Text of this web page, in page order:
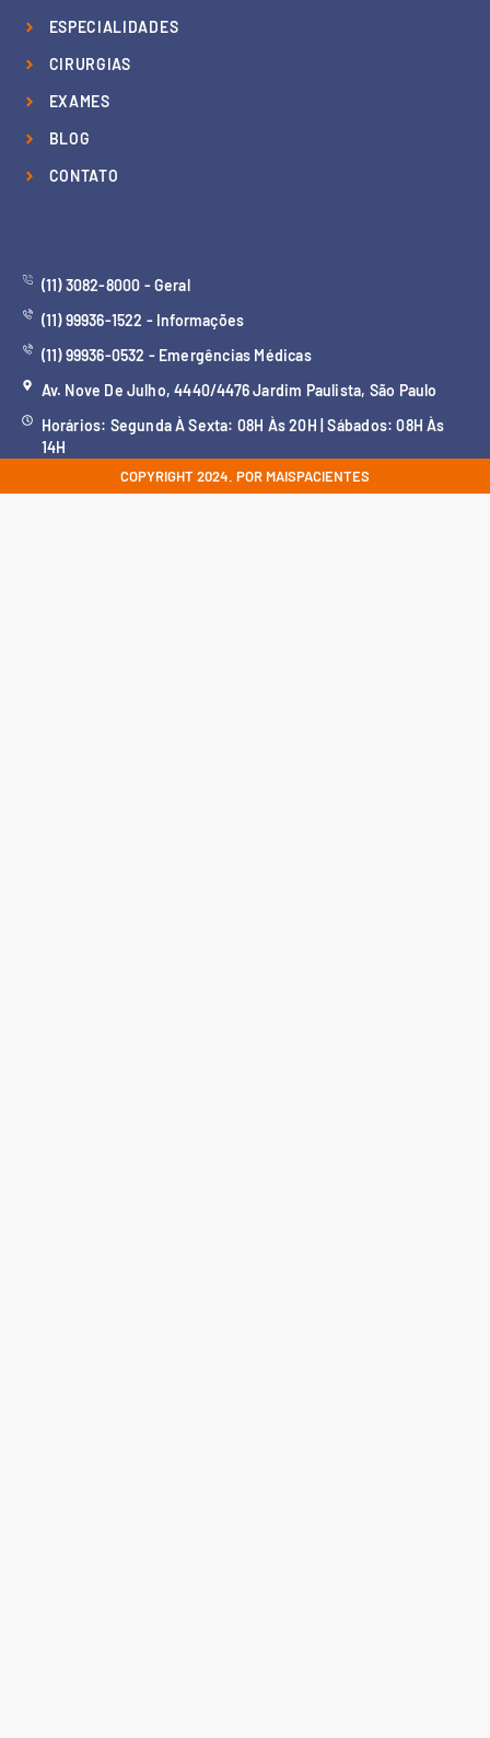
ESPECIALIDADES
CIRURGIAS
EXAMES
BLOG
CONTATO
(11) 3082-8000 - Geral
(11) 99936-1522 - Informações
(11) 99936-0532 - Emergências Médicas
Av. Nove De Julho, 4440/4476 Jardim Paulista, São Paulo
Horários: Segunda À Sexta: 08H Às 20H | Sábados: 08H Às
14H
COPYRIGHT 2024. POR MAISPACIENTES